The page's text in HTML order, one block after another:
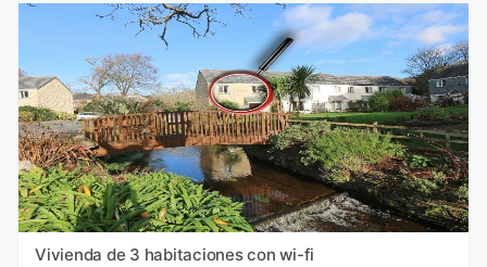
Vivienda de 3 habitaciones con wi-fi